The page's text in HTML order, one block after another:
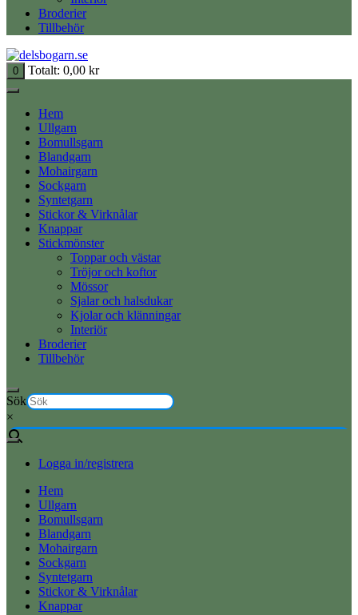
Broderier
Tillbehör
0 Totalt: 0,00 kr
Hem
Ullgarn
Bomullsgarn
Blandgarn
Mohairgarn
Sockgarn
Syntetgarn
Stickor & Virknålar
Knappar
Stickmönster
Toppar och västar
Tröjor och koftor
Mössor
Sjalar och halsdukar
Kjolar och klänningar
Interiör
Broderier
Tillbehör
Sök
×
Logga in/registrera
Hem
Ullgarn
Bomullsgarn
Blandgarn
Mohairgarn
Sockgarn
Syntetgarn
Stickor & Virknålar
Knappar